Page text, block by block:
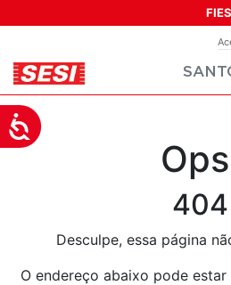
inclui
um
sistema
de
Acessibilidade
404
Desculpe, essa página
O endereço abaixo pode